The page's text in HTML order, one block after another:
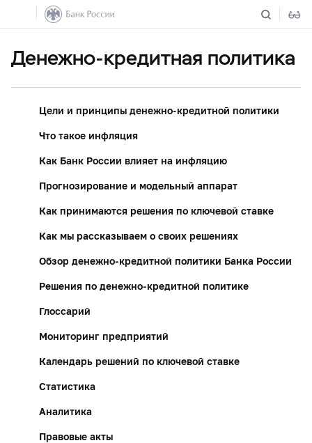
Денежно-кредитная политика
Цели и принципы денежно-кредитной политики
Что такое инфляция
Как Банк России влияет на инфляцию
Прогнозирование и модельный аппарат
Как принимаются решения по ключевой ставке
Как мы рассказываем о своих решениях
Обзор денежно-кредитной политики Банка России
Решения по денежно-кредитной политике
Глоссарий
Мониторинг предприятий
Календарь решений по ключевой ставке
Статистика
Аналитика
Правовые акты